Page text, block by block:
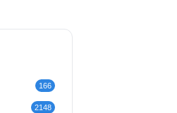
166
2148